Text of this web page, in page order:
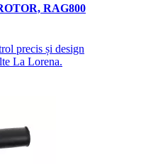
RAG800
precis și design
La Lorena.